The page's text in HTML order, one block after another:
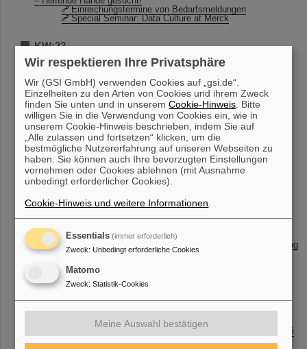
Einreichungstermine von Bedarfsmeldungen
Special Seminar: Data Culture at Merck
KW:22
Betriebsversammlung am 7.6.2024
STADTRADELN 2024
BIC als neues digitales Prozesshandbuch
Aufzugsstörung im SB1
Erinnerung: Sanierung Aufzug =HC02 in BR2 29.04. -
07.06.24
Einreichungstermine von Bedarfsmeldungen
KW:21
Nachruf: Prof. Dr. Dr. h.c. Hans Geissel (1950-2024)
Nachruf Gerald Hutter
Betriebsversammlung am 7.6.2024
Wechsel Betreiber Betriebskantine
GSI-FAIR Scientific Report 2023
BIC als neues digitales Prozesshandbuch
Brandschutzhelfer*Innen Ausbildung
Unsachgemäße Abstellen von Fahrrädern
Sommerfest 2024 – Save the Date 4. Juli – Registrierung
– Helfende Hände gesucht!
07.06.24
Einreichungstermine von Bedarfsmeldungen
Trauer um Hans Geissel
Aus dem Wissenschaftlich-Technischen Rat vom 6. Mai
Wir respektieren Ihre Privatsphäre
Wir (GSI GmbH) verwenden Cookies auf „gsi.de“.
Einzelheiten zu den Arten von Cookies und ihrem Zweck
finden Sie unten und in unseremCookie-Hinweis . Bitte
willigen Sie in die Verwendung von Cookies ein, wie in
unserem Cookie-Hinweis beschrieben, indem Sie auf
„Alle zulassen und fortsetzen“ klicken, um die
bestmögliche Nutzererfahrung auf unseren Webseiten zu
haben. Sie können auch Ihre bevorzugten Einstellungen
vornehmen oder Cookies ablehnen (mit Ausnahme
unbedingt erforderlicher Cookies).
Cookie-Hinweis und weitere Informationen
Essentials (immer erforderlich)
Zweck: Unbedingt erforderliche Cookies
Matomo
Zweck: Statistik-Cookies
Meine Auswahl bestätigen